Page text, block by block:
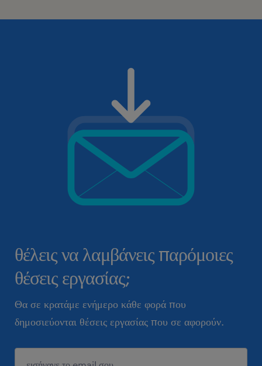
θέλεις να λαμβάνεις παρόμοιες
θέσεις εργασίας;
Θα σε κρατάμε ενήμερο κάθε φορά που
δημοσιεύονται θέσεις εργασίας που σε αφορούν.